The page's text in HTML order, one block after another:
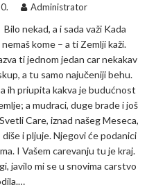
Administrator
Bilo nekad, a i sada važi Kada
nemaš kome – a ti Zemlji kaži.
ti jednom jedan car nekakav
a tu samo najučeniji behu.
ih priupita kakva je budućnost
a mudraci, duge brade i još
Care, iznad našeg Meseca,
i pljuje. Njegovi će podanici
I Vašem carevanju tu je kraj.
javilo mi se u snovima carstvo